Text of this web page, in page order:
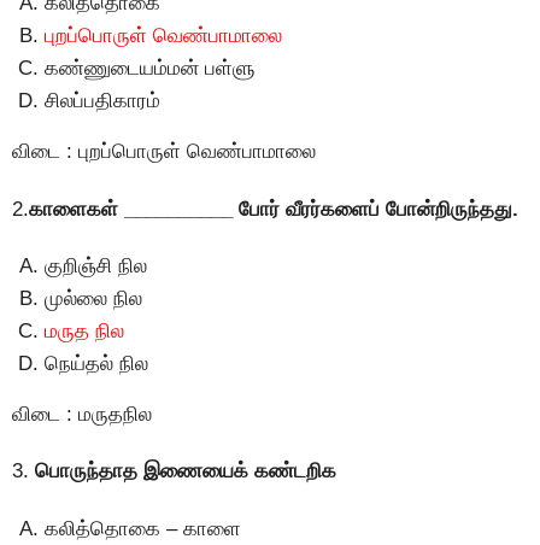
புறப்பொருள் வெண்பாமாலை
கண்ணுடையம்மன் பள்ளு
சிலப்பதிகாரம்
விடை : புறப்பொருள் வெண்பாமாலை
2.காளைகள் __________ போர் வீரர்களைப் போன்றிருந்தது.
குறிஞ்சி நில
முல்லை நில
மருத நில
நெய்தல் நில
விடை : மருதநில
3. பொருந்தாத இணையைக் கண்டறிக
கலித்தொகை – காளை